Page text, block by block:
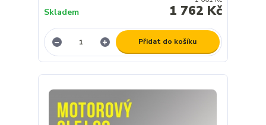
1 762 Kč
Skladem
Přidat do košíku